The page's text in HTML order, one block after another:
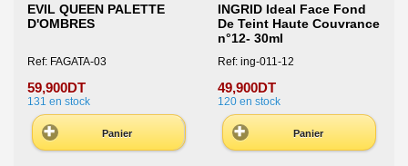
EVIL QUEEN PALETTE
D'OMBRES
Ref: FAGATA-03
59,900DT
131 en stock
Panier
INGRID Ideal Face Fond
De Teint Haute Couvrance
n°12- 30ml
Ref: ing-011-12
49,900DT
120 en stock
Panier